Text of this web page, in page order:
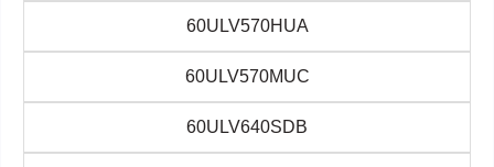
60ULV570HUA
60ULV570MUC
60ULV640SDB